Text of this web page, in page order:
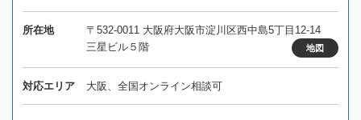
所在地
〒532-0011 大阪府大阪市淀川区西中島5丁目12-14
三星ビル５階
地図
対応エリア 大阪、全国オンライン相談可